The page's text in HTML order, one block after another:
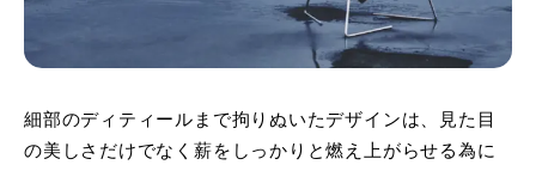
細部のディティールまで拘りぬいたデザインは、見た目
の美しさだけでなく薪をしっかりと燃え上がらせる為に